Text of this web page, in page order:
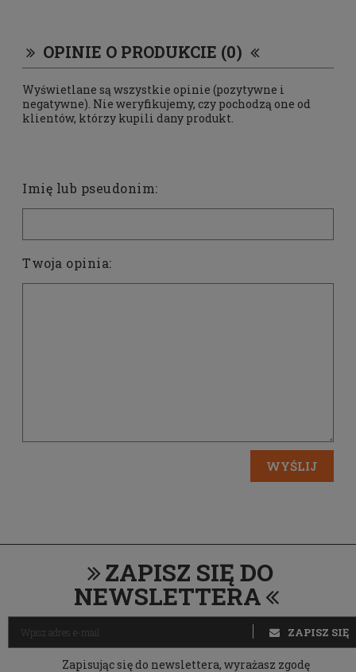
OPINIE O PRODUKCIE (0)
Wyświetlane są wszystkie opinie (pozytywne i
negatywne). Nie weryfikujemy, czy pochodzą one od
klientów, którzy kupili dany produkt.
Imię lub pseudonim:
Twoja opinia:
WYŚLIJ
ZAPISZ SIĘ DO
NEWSLETTERA
Zapisując się do newslettera, wyrażasz zgodę
ZAPISZ SIĘ